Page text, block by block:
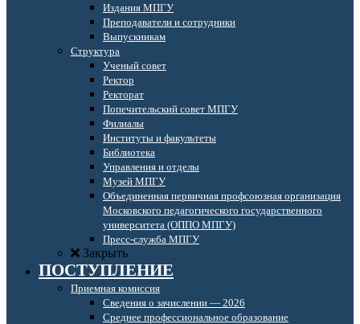
Издания МПГУ
Преподаватели и сотрудники
Выпускникам
Структура
Ученый совет
Ректор
Ректорат
Попечительский совет МПГУ
Филиалы
Институты и факультеты
Библиотека
Управления и отделы
Музей МПГУ
Объединенная первичная профсоюзная организация
Московского педагогического государственного
университета (ОППО МПГУ)
Пресс-служба МПГУ
Закрыть
ПОСТУПЛЕНИЕ
Приемная комиссия
Сведения о зачислении — 2026
Среднее профессиональное образование